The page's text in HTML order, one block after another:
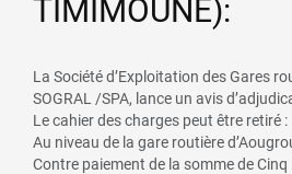
TIMIMOUNE):
La Société d’Exploitation des Gares
SOGRAL /SPA, lance un avis
Le cahier des charges peut être retiré :
Au niveau de la gare routière
Contre paiement de la somme de Cinq